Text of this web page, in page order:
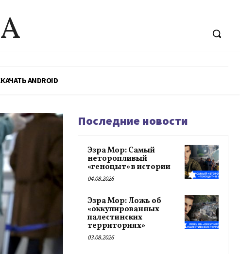
ANDROID
Последние новости
Эзра Мор: Самый
неторопливый
«геноцыт» в истории
04.08.2026
Эзра Мор: Ложь об
«оккупированных
палестинских
территориях»
03.08.2026